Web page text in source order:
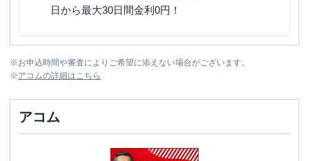
日から最大30日間金利0円！
※お申込時間や審査によりご希望に添えない場合がございます。
※アコムの詳細はこちら
アコム